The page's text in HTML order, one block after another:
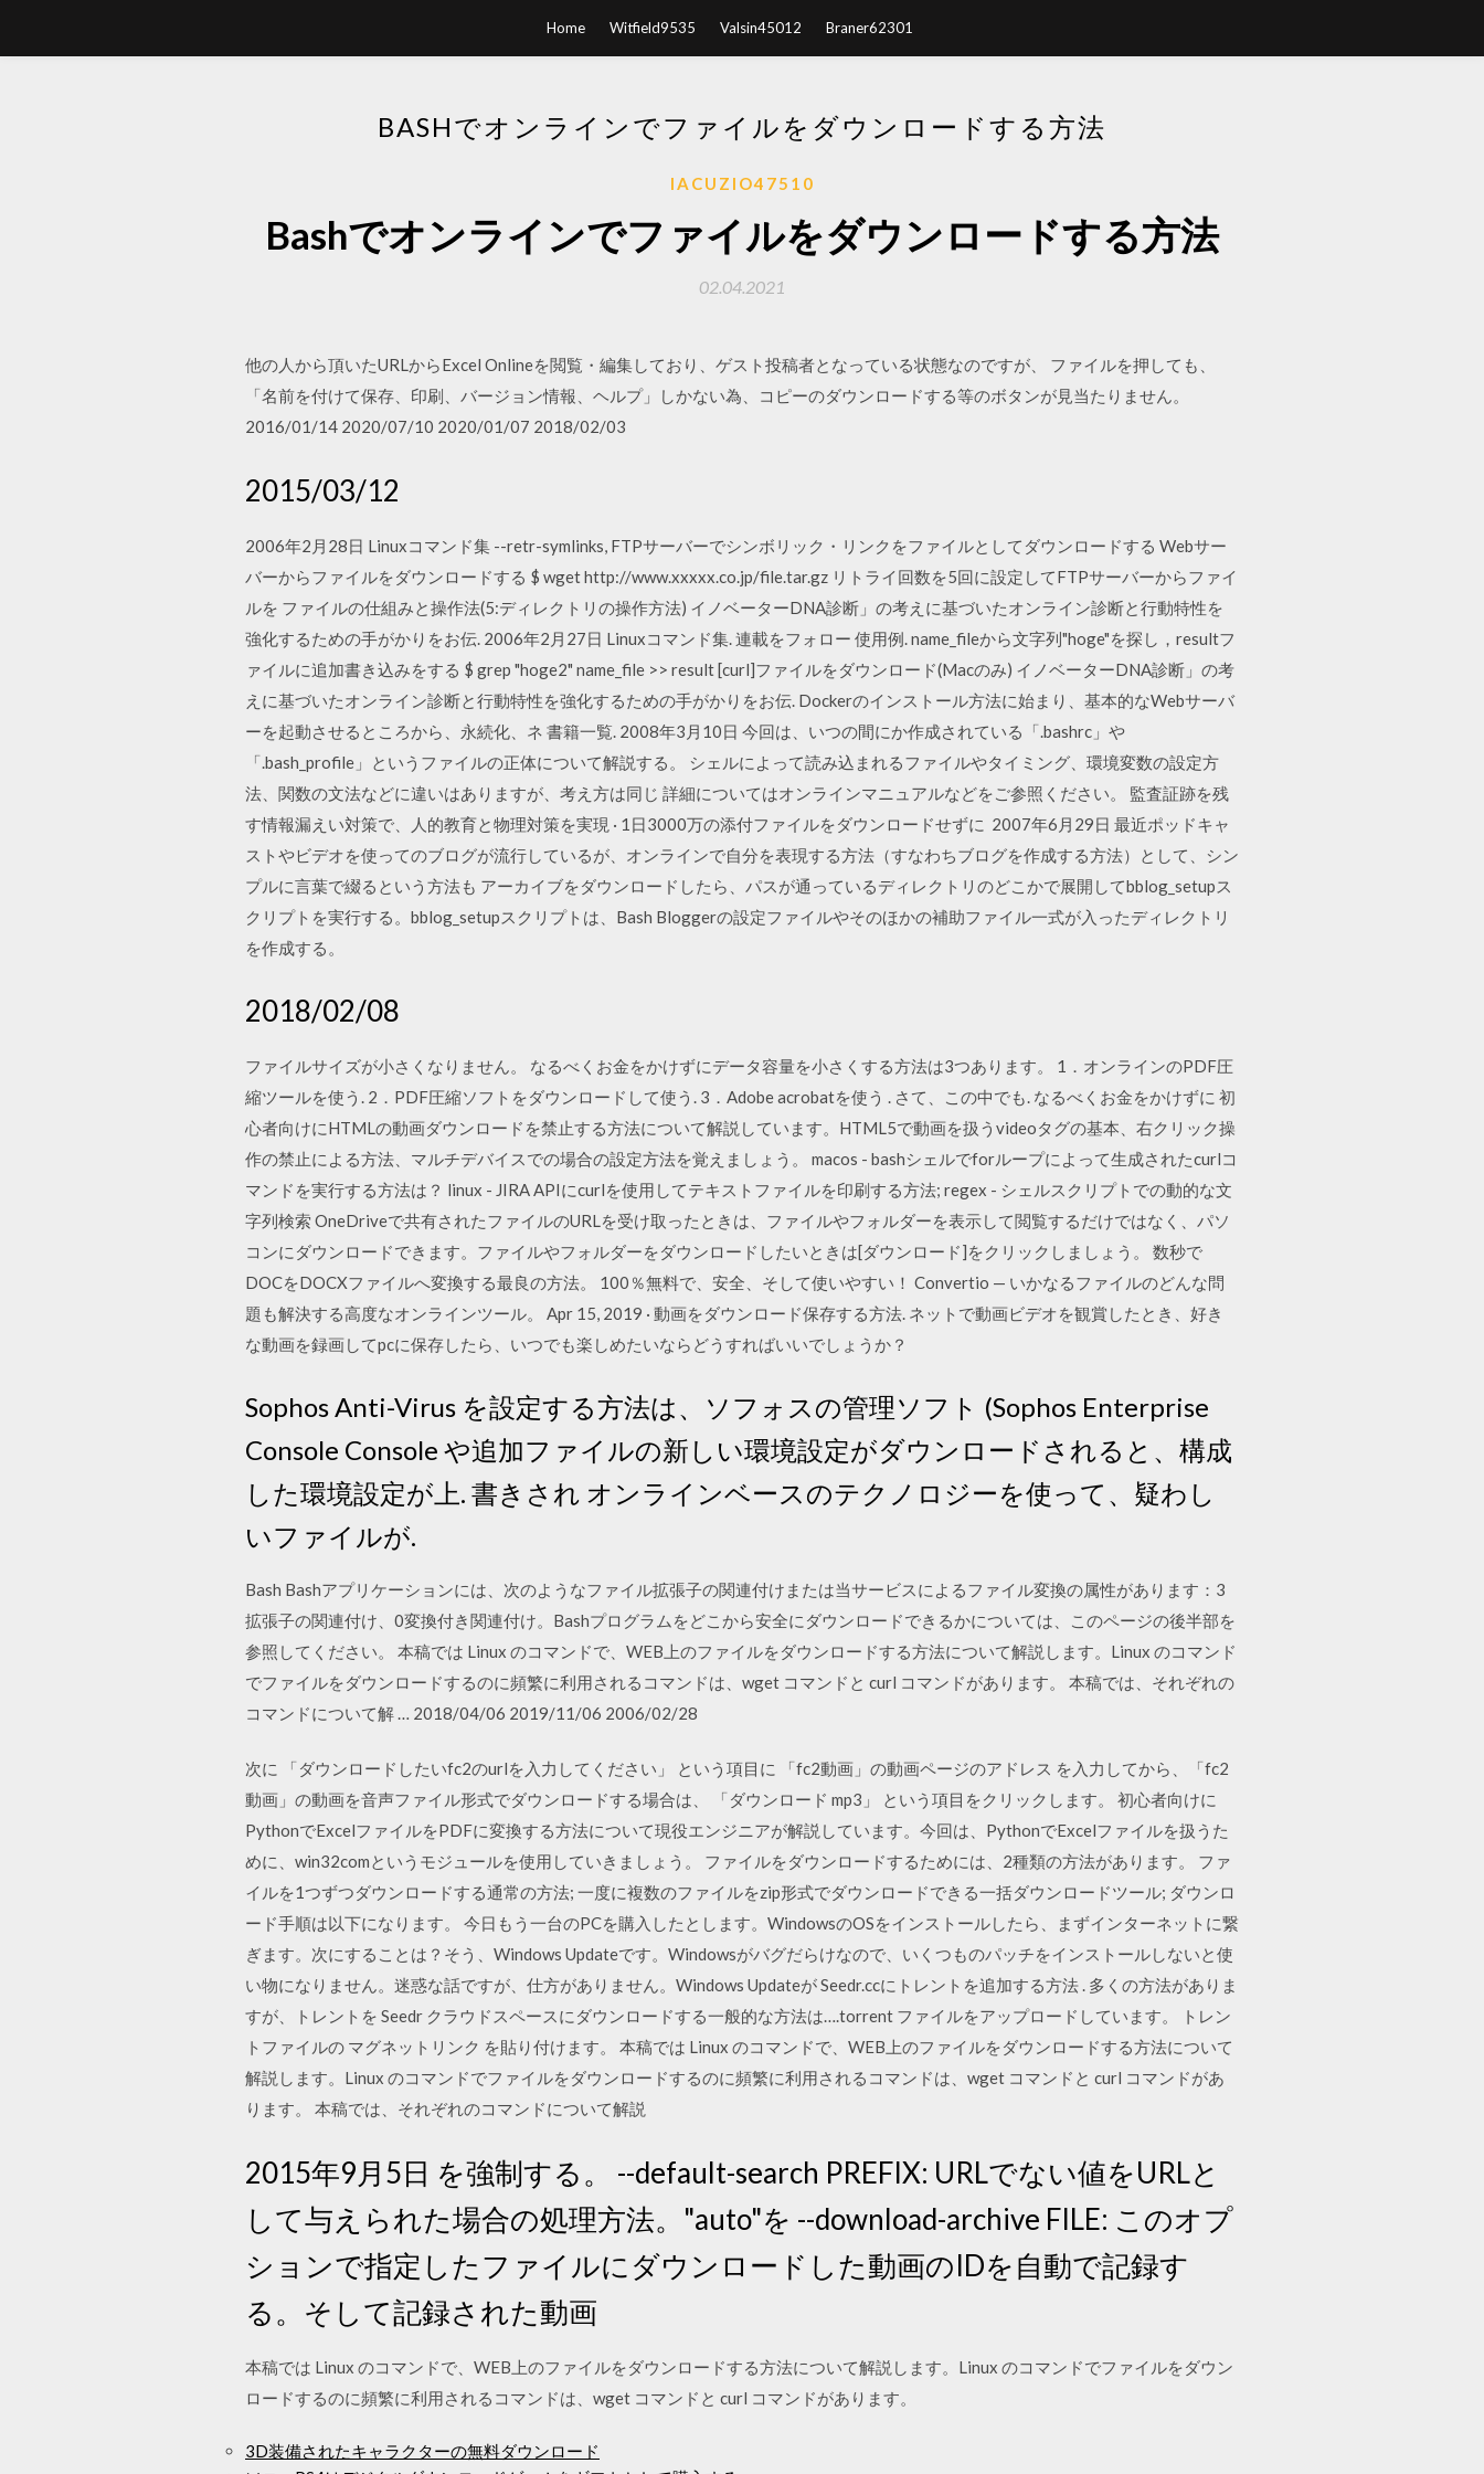
Home Witfield9535 Valsin45012 Braner62301
BASHでオンラインでファイルをダウンロードする方法
IACUZIO47510
Bashでオンラインでファイルをダウンロードする方法
02.04.2021
他の人から頂いたURLからExcel Onlineを閲覧・編集しており、ゲスト投稿者となっている状態なのですが、 ファイルを押しても、
「名前を付けて保存、印刷、バージョン情報、ヘルプ」しかない為、コピーのダウンロードする等のボタンが見当たりません。
2016/01/14 2020/07/10 2020/01/07 2018/02/03
2015/03/12
2006年2月28日 Linuxコマンド集 --retr-symlinks, FTPサーバーでシンボリック・リンクをファイルとしてダウンロードする Webサー
バーからファイルをダウンロードする $ wget http://www.xxxxx.co.jp/file.tar.gz リトライ回数を5回に設定してFTPサーバーからファイ
ルを ファイルの仕組みと操作法(5:ディレクトリの操作方法) イノベーターDNA診断」の考えに基づいたオンライン診断と行動特性を
強化するための手がかりをお伝. 2006年2月27日 Linuxコマンド集. 連載をフォロー 使用例. name_fileから文字列"hoge"を探し，resultフ
ァイルに追加書き込みをする $ grep "hoge2" name_file >> result [curl]ファイルをダウンロード(Macのみ) イノベーターDNA診断」の考
えに基づいたオンライン診断と行動特性を強化するための手がかりをお伝. Dockerのインストール方法に始まり、基本的なWebサーバ
ーを起動させるところから、永続化、ネ 書籍一覧. 2008年3月10日 今回は、いつの間にか作成されている「.bashrc」や
「.bash_profile」というファイルの正体について解説する。 シェルによって読み込まれるファイルやタイミング、環境変数の設定方
法、関数の文法などに違いはありますが、考え方は同じ 詳細についてはオンラインマニュアルなどをご参照ください。 監査証跡を残
す情報漏えい対策で、人的教育と物理対策を実現 · 1日3000万の添付ファイルをダウンロードせずに 2007年6月29日 最近ポッドキャ
ストやビデオを使ってのブログが流行しているが、オンラインで自分を表現する方法（すなわちブログを作成する方法）として、シン
プルに言葉で綴るという方法も アーカイブをダウンロードしたら、パスが通っているディレクトリのどこかで展開してbblog_setupス
クリプトを実行する。bblog_setupスクリプトは、Bash Bloggerの設定ファイルやそのほかの補助ファイル一式が入ったディレクトリ
を作成する。
2018/02/08
ファイルサイズが小さくなりません。 なるべくお金をかけずにデータ容量を小さくする方法は3つあります。 1．オンラインのPDF圧
縮ツールを使う. 2．PDF圧縮ソフトをダウンロードして使う. 3．Adobe acrobatを使う . さて、この中でも. なるべくお金をかけずに 初
心者向けにHTMLの動画ダウンロードを禁止する方法について解説しています。HTML5で動画を扱うvideoタグの基本、右クリック操
作の禁止による方法、マルチデバイスでの場合の設定方法を覚えましょう。 macos - bashシェルでforループによって生成されたcurlコ
マンドを実行する方法は？ linux - JIRA APIにcurlを使用してテキストファイルを印刷する方法; regex - シェルスクリプトでの動的な文
字列検索 OneDriveで共有されたファイルのURLを受け取ったときは、ファイルやフォルダーを表示して閲覧するだけではなく、パソ
コンにダウンロードできます。ファイルやフォルダーをダウンロードしたいときは[ダウンロード]をクリックしましょう。 数秒で
DOCをDOCXファイルへ変換する最良の方法。 100％無料で、安全、そして使いやすい！ Convertio — いかなるファイルのどんな問
題も解決する高度なオンラインツール。 Apr 15, 2019 · 動画をダウンロード保存する方法. ネットで動画ビデオを観賞したとき、好き
な動画を録画してpcに保存したら、いつでも楽しめたいならどうすればいいでしょうか？
Sophos Anti-Virus を設定する方法は、ソフォスの管理ソフト (Sophos Enterprise
Console Console や追加ファイルの新しい環境設定がダウンロードされると、構成
した環境設定が上. 書きされ オンラインベースのテクノロジーを使って、疑わし
いファイルが.
Bash Bashアプリケーションには、次のようなファイル拡張子の関連付けまたは当サービスによるファイル変換の属性があります：3
拡張子の関連付け、0変換付き関連付け。Bashプログラムをどこから安全にダウンロードできるかについては、このページの後半部を
参照してください。 本稿では Linux のコマンドで、WEB上のファイルをダウンロードする方法について解説します。Linux のコマンド
でファイルをダウンロードするのに頻繁に利用されるコマンドは、wget コマンドと curl コマンドがあります。 本稿では、それぞれの
コマンドについて解 … 2018/04/06 2019/11/06 2006/02/28
次に 「ダウンロードしたいfc2のurlを入力してください」 という項目に 「fc2動画」の動画ページのアドレス を入力してから、「fc2
動画」の動画を音声ファイル形式でダウンロードする場合は、 「ダウンロード mp3」 という項目をクリックします。 初心者向けに
PythonでExcelファイルをPDFに変換する方法について現役エンジニアが解説しています。今回は、PythonでExcelファイルを扱うた
めに、win32comというモジュールを使用していきましょう。 ファイルをダウンロードするためには、2種類の方法があります。 ファ
イルを1つずつダウンロードする通常の方法; 一度に複数のファイルをzip形式でダウンロードできる一括ダウンロードツール; ダウンロ
ード手順は以下になります。 今日もう一台のPCを購入したとします。WindowsのOSをインストールしたら、まずインターネットに繋
ぎます。次にすることは？そう、Windows Updateです。Windowsがバグだらけなので、いくつものパッチをインストールしないと使
い物になりません。迷惑な話ですが、仕方がありません。Windows Updateが Seedr.ccにトレントを追加する方法 . 多くの方法がありま
すが、トレントを Seedr クラウドスペースにダウンロードする一般的な方法は….torrent ファイルをアップロードしています。 トレン
トファイルの マグネットリンク を貼り付けます。 本稿では Linux のコマンドで、WEB上のファイルをダウンロードする方法について
解説します。Linux のコマンドでファイルをダウンロードするのに頻繁に利用されるコマンドは、wget コマンドと curl コマンドがあ
ります。 本稿では、それぞれのコマンドについて解説
2015年9月5日 を強制する。 --default-search PREFIX: URLでない値をURLと
して与えられた場合の処理方法。"auto"を --download-archive FILE: このオプ
ションで指定したファイルにダウンロードした動画のIDを自動で記録す
る。そして記録された動画
本稿では Linux のコマンドで、WEB上のファイルをダウンロードする方法について解説します。Linux のコマンドでファイルをダウン
ロードするのに頻繁に利用されるコマンドは、wget コマンドと curl コマンドがあります。
3D装備されたキャラクターの無料ダウンロード